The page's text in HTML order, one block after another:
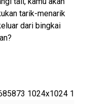
tarik-menarik
dari bingkai